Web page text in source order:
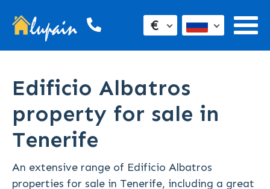
€
Edificio Albatros
property for sale in
Tenerife
An extensive range of Edificio Albatros
properties for sale in Tenerife, including a great